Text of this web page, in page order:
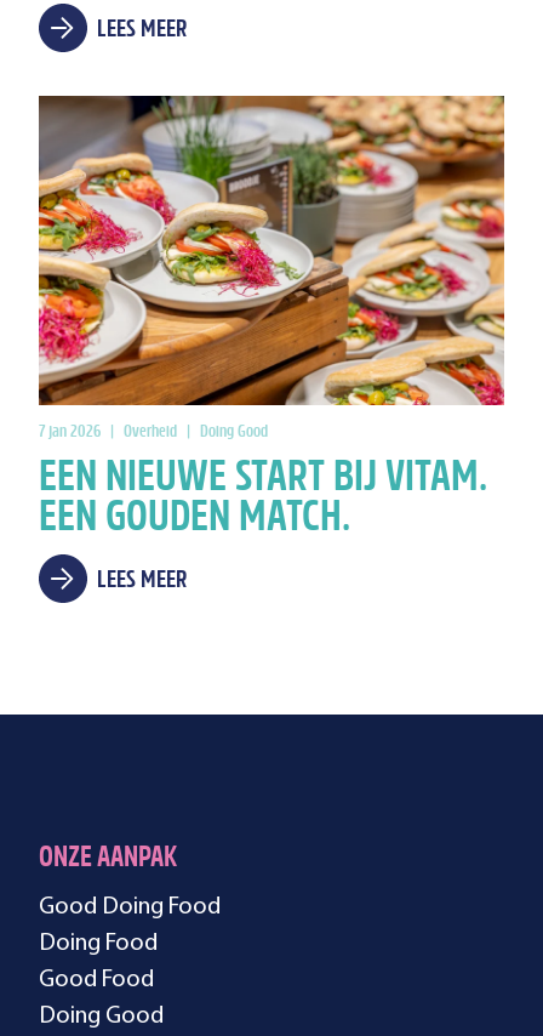
LEES MEER
7 jan 2026 | Overheid | Doing Good
EEN NIEUWE START BIJ VITAM.
EEN GOUDEN MATCH.
LEES MEER
ONZE AANPAK
Good Doing Food
Doing Food
Good Food
Doing Good